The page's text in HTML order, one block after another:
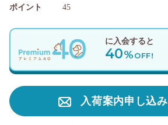
ポイント 45
入荷案内申し込み
に入会すると
40%OFF!